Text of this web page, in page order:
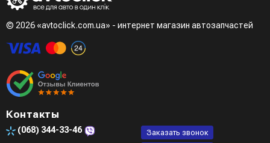
при разговоре с менеджером
Четвертый вариант - заказать через доступные
мессенджеры (viber, telegram)
© 2026 «avtoclick.com.ua» - интернет магазин автозапчастей
Контакты
(068) 344-33-46
Заказать звонок